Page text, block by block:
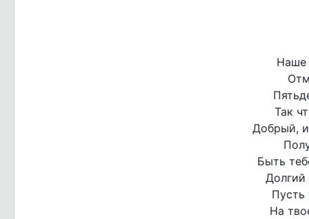
Наше
Так
Добрый,
Быть
Долгий
Пусть
На